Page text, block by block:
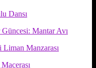
Dansı
Güncesi: Mantar Avı
Manzarası